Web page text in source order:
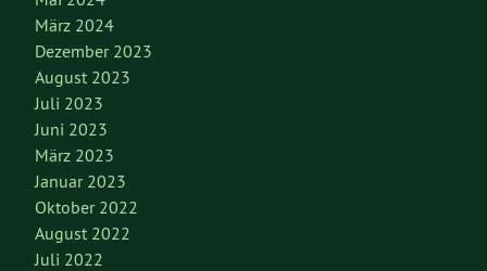
März 2024
Dezember 2023
August 2023
Juli 2023
Juni 2023
März 2023
Januar 2023
Oktober 2022
August 2022
Juli 2022